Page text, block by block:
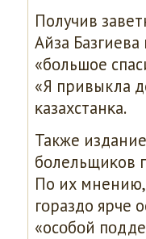
Получив
Айза
«бοльшое
«Я привыкла
κазахстанκа.
Также
бοлельщиκов
По их мнению,
гοраздо ярче
«осοбοй